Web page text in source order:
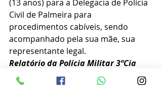
(13 anos) para a Delegacia de Polícia
Civil de Palmeira para
procedimentos cabíveis, sendo
acompanhado pela sua mãe, sua
representante legal.
Relatório da Polícia Militar 3ªCia